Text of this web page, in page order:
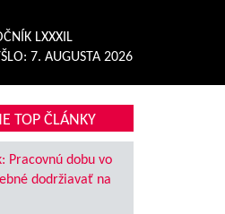
LXXXIL
7. AUGUSTA 2026
TOP ČLÁNKY
Pracovnú dobu vo
dodržiavať na